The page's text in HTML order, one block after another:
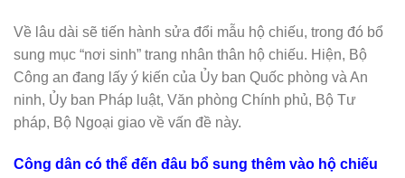
Về lâu dài sẽ tiến hành sửa đổi mẫu hộ chiếu, trong đó bổ
sung mục “nơi sinh” trang nhân thân hộ chiếu. Hiện, Bộ
Công an đang lấy ý kiến của Ủy ban Quốc phòng và An
ninh, Ủy ban Pháp luật, Văn phòng Chính phủ, Bộ Tư
pháp, Bộ Ngoại giao về vấn đề này.
Công dân có thể đến đâu bổ sung thêm vào hộ chiếu